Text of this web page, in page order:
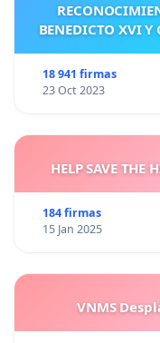
BENEDICTO XVI Y
18 941 firmas
23 Oct 2023
HELP SAVE THE
184 firmas
15 Jan 2025
VNMS